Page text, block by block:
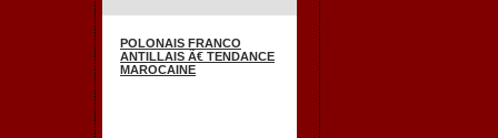
POLONAIS FRANCO
ANTILLAIS Ã€ TENDANCE
MAROCAINE